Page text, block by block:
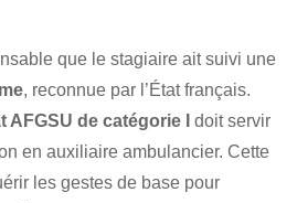
que le stagiaire ait suivi une
, reconnue par l’État français.
AFGSU de catégorie I
doit servir
en auxiliaire ambulancier. Cette
les gestes de base pour